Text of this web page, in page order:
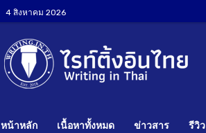
4 สิงหาคม 2026
หน้าหลัก เนื้อหาทั้งหมด ข่าวสาร รีวิว